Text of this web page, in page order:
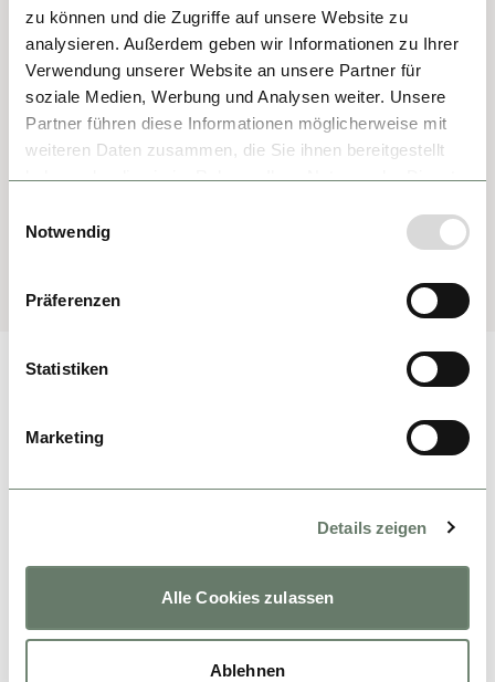
zu können und die Zugriffe auf unsere Website zu
analysieren. Außerdem geben wir Informationen zu Ihrer
Verwendung unserer Website an unsere Partner für
soziale Medien, Werbung und Analysen weiter. Unsere
Partner führen diese Informationen möglicherweise mit
weiteren Daten zusammen, die Sie ihnen bereitgestellt
haben oder die sie im Rahmen Ihrer Nutzung der Dienste
Notwendig
Präferenzen
Statistiken
Marketing
Details zeigen
Alle Cookies zulassen
Ablehnen
BEDROOM
CUARTOS DE BAÑO